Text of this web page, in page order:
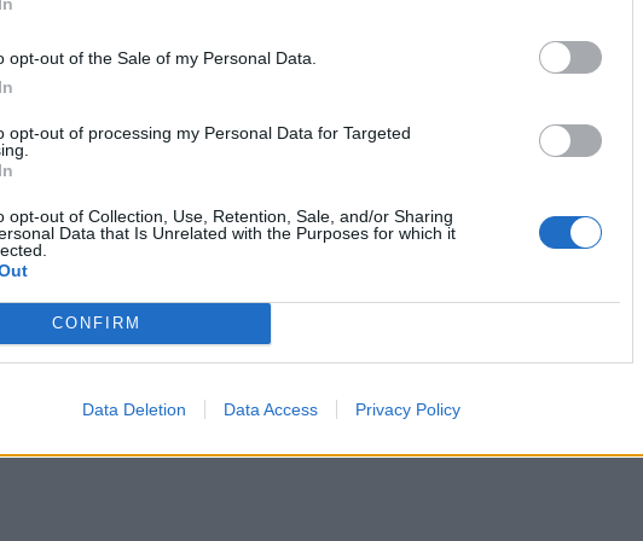
opt-out of the Sale of my Personal Data.
opt-out of processing my Personal Data for Targeted
opt-out of Collection, Use, Retention, Sale, and/or Sharing
Data that Is Unrelated with the Purposes for which it
CONFIRM
Data Deletion Data Access Privacy Policy
του
όλοι μαζί μέχρι τα 8 του χρόνια
Βρεφών Μητέρα. Στην ηλικία των 8 και 5
με τους θετούς γονείς τους στη
ήμουν υιοθετημένος. Νομίζω ήμουν 4 ή 5
ότι ήμουν ξεχωριστός για εκείνους και πώς με